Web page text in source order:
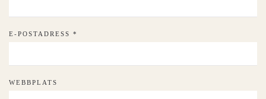
E-POSTADRESS *
WEBBPLATS